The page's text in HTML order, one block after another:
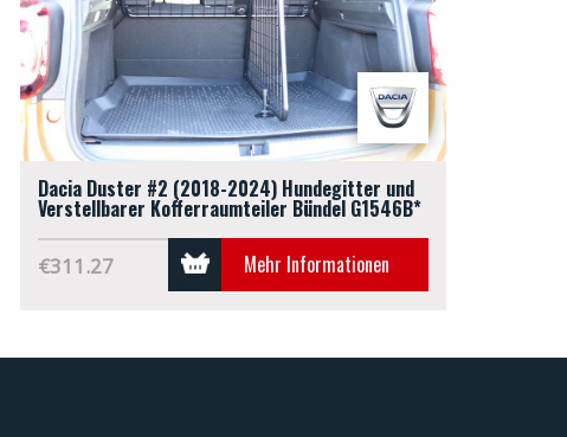
Dacia Duster #2 (2018-2024) Hundegitter und
Verstellbarer Kofferraumteiler Bündel G1546B*
€311.27 Mehr Informationen